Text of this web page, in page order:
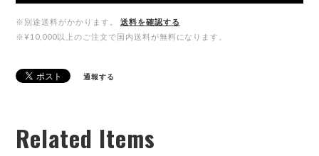
※別途送料がかかります。
送料を確認する
※¥10,000以上のご注文で国内送料が無料になります。
通報する
Related Items